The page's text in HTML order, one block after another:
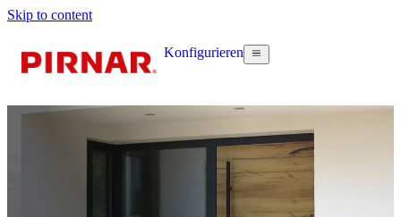
Skip to content
Konfigurieren